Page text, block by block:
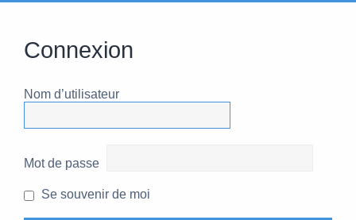
Connexion
Nom d’utilisateur
Mot de passe
Se souvenir de moi